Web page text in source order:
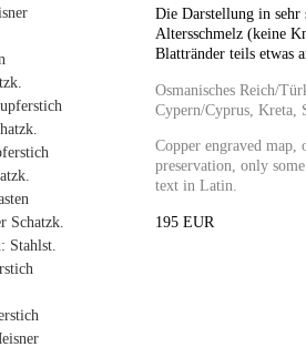
Schatzk.
Stahlst.
Die Darstellung in
Altersschmelz (keine
Blattränder teils etwas
Osmanisches Reich/
Cypern/Cyprus, Kreta,
Copper engraved
preservation, only
text in Latin.
195 EUR